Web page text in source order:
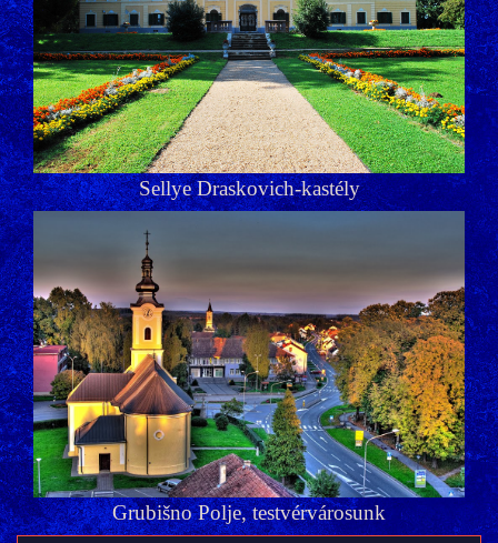
Sellye Draskovich-kastély
Grubišno Polje, testvérvárosunk